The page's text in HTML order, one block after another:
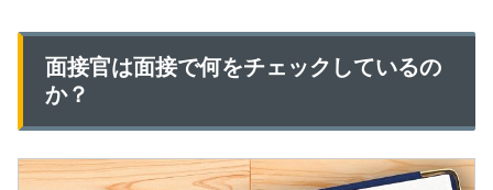
面接官は面接で何をチェックしているの
か？